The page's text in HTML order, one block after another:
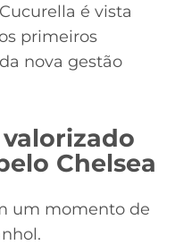
é vista
primeiros
nova gestão
Chelsea
um momento de